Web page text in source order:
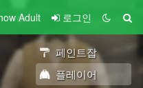
Adult 로그인
페인트잡
플레이어